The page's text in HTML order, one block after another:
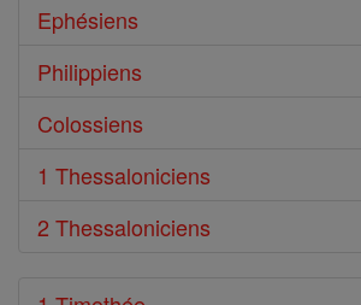
Ephésiens
Philippiens
Colossiens
1 Thessaloniciens
2 Thessaloniciens